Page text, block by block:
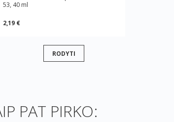
53, 40 ml
2,19 €
RODYTI
PAT PIRKO: